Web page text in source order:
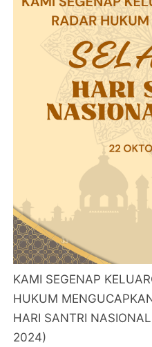
KAMI SEGENAP
HUKUM
HARI SANTRI
2024)